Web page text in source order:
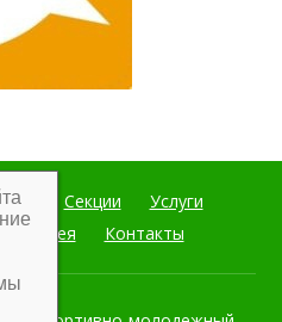
Секции
Услуги
Контакты